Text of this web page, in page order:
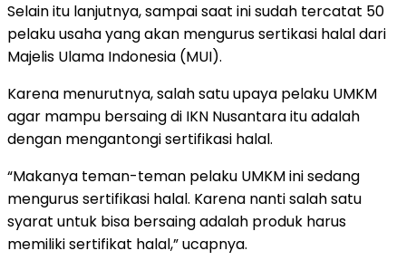
Selain itu lanjutnya, sampai saat ini sudah tercatat 50
pelaku usaha yang akan mengurus sertikasi halal dari
Majelis Ulama Indonesia (MUI).
Karena menurutnya, salah satu upaya pelaku UMKM
agar mampu bersaing di IKN Nusantara itu adalah
dengan mengantongi sertifikasi halal.
“Makanya teman-teman pelaku UMKM ini sedang
mengurus sertifikasi halal. Karena nanti salah satu
syarat untuk bisa bersaing adalah produk harus
memiliki sertifikat halal,” ucapnya.